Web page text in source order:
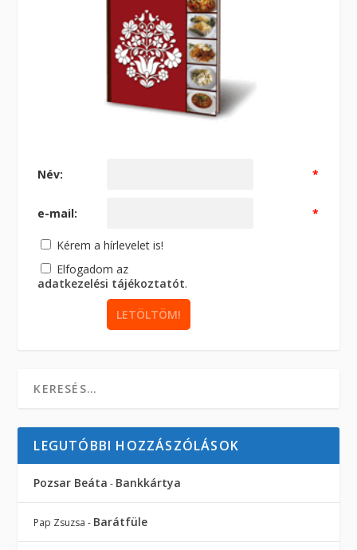
Név: *
e-mail: *
Kérem a hírlevelet is!
Elfogadom az
adatkezelési tájékoztatót.
LEGUTÓBBI HOZZÁSZÓLÁSOK
Pozsar Beáta - Bankkártya
Pap Zsuzsa - Barátfüle